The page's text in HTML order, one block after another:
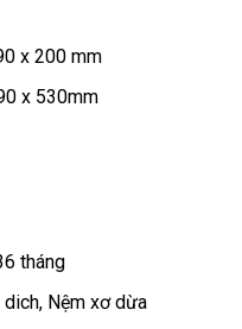
x 200 mm
x 530mm
tháng
Nệm xơ dừa